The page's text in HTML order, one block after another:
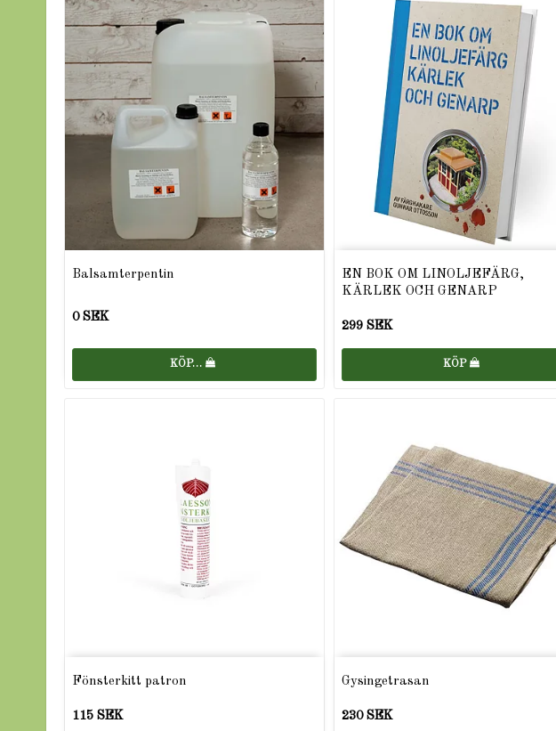
Balsamterpentin
0 SEK
KÖP…
EN BOK OM LINOLJEFÄRG,
KÄRLEK OCH GENARP
299 SEK
KÖP
Fönsterkitt patron
115 SEK
Gysingetrasan
230 SEK